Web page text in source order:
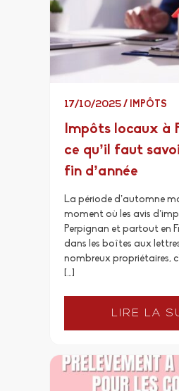
17/10/2025 / IMPÔTS
Impôts locaux à
ce qu’il faut
fin d’année
La période d’automne
moment où les avis
Perpignan et partout en
dans les boîtes aux
nombreux propriétaires,
[…]
LIRE LA